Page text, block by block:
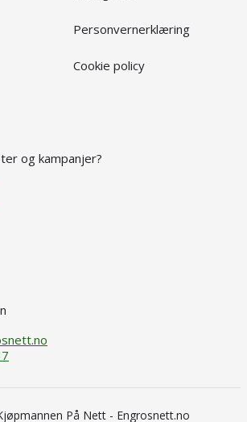
Personvernerklæring
Cookie policy
og kampanjer?
På Nett - Engrosnett.no